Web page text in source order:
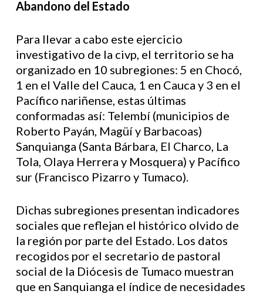
Abandono del Estado
Para llevar a cabo este ejercicio
investigativo de la civp, el territorio se ha
organizado en 10 subregiones: 5 en Chocó,
1 en el Valle del Cauca, 1 en Cauca y 3 en el
Pacífico nariñense, estas últimas
conformadas así: Telembí (municipios de
Roberto Payán, Magüí y Barbacoas)
Sanquianga (Santa Bárbara, El Charco, La
Tola, Olaya Herrera y Mosquera) y Pacífico
sur (Francisco Pizarro y Tumaco).
Dichas subregiones presentan indicadores
sociales que reflejan el histórico olvido de
la región por parte del Estado. Los datos
recogidos por el secretario de pastoral
social de la Diócesis de Tumaco muestran
que en Sanquianga el índice de necesidades